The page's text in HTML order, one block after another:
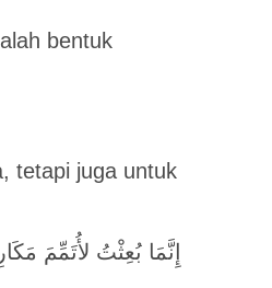
bentuk
tetapi juga untuk
إِنَّمَا بُعِثْتُ لأُتَمِّمَ